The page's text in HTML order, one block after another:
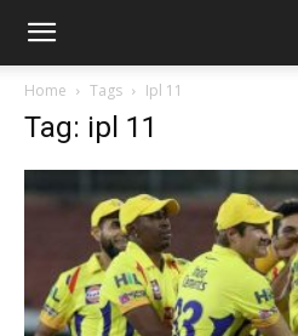
Home Tags Ipl 11
Tag: ipl 11